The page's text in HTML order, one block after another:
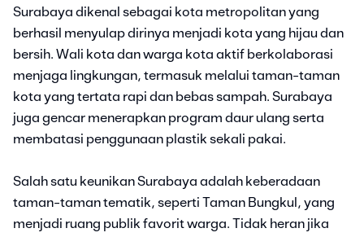
Surabaya dikenal sebagai kota metropolitan yang
berhasil menyulap dirinya menjadi kota yang hijau dan
bersih. Wali kota dan warga kota aktif berkolaborasi
menjaga lingkungan, termasuk melalui taman-taman
kota yang tertata rapi dan bebas sampah. Surabaya
juga gencar menerapkan program daur ulang serta
membatasi penggunaan plastik sekali pakai.
Salah satu keunikan Surabaya adalah keberadaan
taman-taman tematik, seperti Taman Bungkul, yang
menjadi ruang publik favorit warga. Tidak heran jika